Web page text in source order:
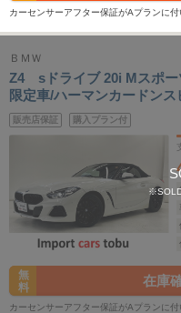
カーセンサーアフター保証がAプランに
ＢＭＷ
Z4 sドライブ 20i Mスポ
限定車/ハーマンカードン
ー/ヘッドアップディスプレ
ドライト/赤革レザー/パド
販売店保証 購入プラン付
無
料
在庫
カーセンサーアフター保証がAプランに付